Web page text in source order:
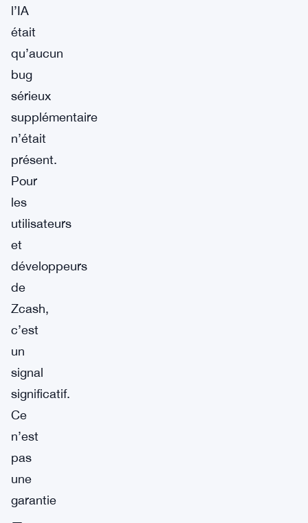
l’IA
était
qu’aucun
bug
sérieux
supplémentaire
n’était
présent.
Pour
les
utilisateurs
et
développeurs
de
Zcash,
c’est
un
signal
significatif.
Ce
n’est
pas
une
garantie